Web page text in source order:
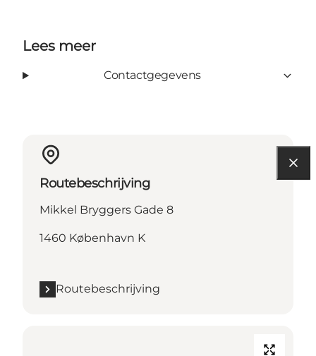
Lees meer
Contactgegevens
Routebeschrijving
Mikkel Bryggers Gade 8
1460 København K
Routebeschrijving